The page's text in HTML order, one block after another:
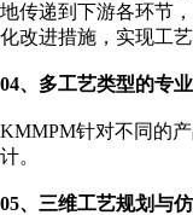
地传递到下游各环节
化改进措施，实现工
04、多工艺类型的专
KMMPM针对不同的
计。
05、三维工艺规划与